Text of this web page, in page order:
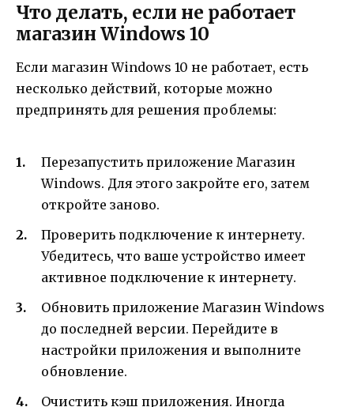
Что делать, если не работает
магазин Windows 10
Если магазин Windows 10 не работает, есть
несколько действий, которые можно
предпринять для решения проблемы:
Перезапустить приложение Магазин
Windows. Для этого закройте его, затем
откройте заново.
Проверить подключение к интернету.
Убедитесь, что ваше устройство имеет
активное подключение к интернету.
Обновить приложение Магазин Windows
до последней версии. Перейдите в
настройки приложения и выполните
обновление.
Очистить кэш приложения. Иногда